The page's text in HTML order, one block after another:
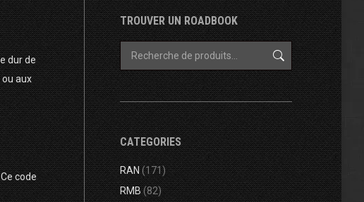
dur de
aux
code
TROUVER UN ROADBOOK
CATEGORIES
RAN (171)
RMB(82)